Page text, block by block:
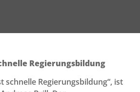
Regierungsbildung
schnelle Regierungsbildung“, ist